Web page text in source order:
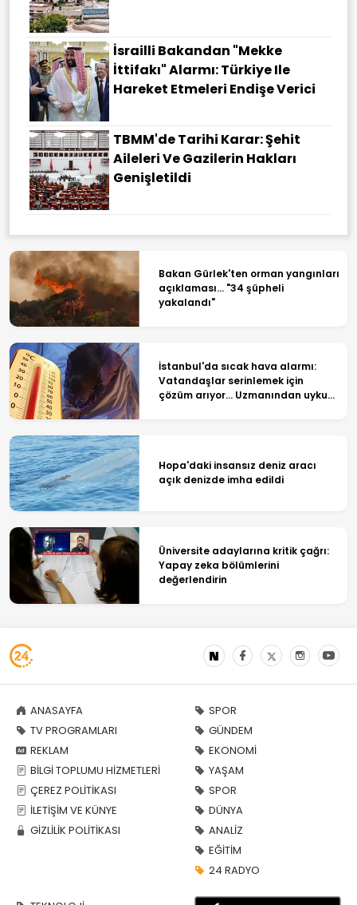
İsrailli Bakandan "Mekke
İttifakı" Alarmı: Türkiye Ile
Hareket Etmeleri Endişe Verici
TBMM'de Tarihi Karar: Şehit
Aileleri Ve Gazilerin Hakları
Genişletildi
Bakan Gürlek'ten orman yangınları
açıklaması... "34 şüpheli
yakalandı"
İstanbul'da sıcak hava alarmı:
Vatandaşlar serinlemek için
çözüm arıyor... Uzmanından uyku
Hopa'daki insansız deniz aracı
açık denizde imha edildi
Üniversite adaylarına kritik çağrı:
Yapay zeka bölümlerini
değerlendirin
ANASAYFA
TV PROGRAMLARI
REKLAM
BİLGİ TOPLUMU HİZMETLERİ
ÇEREZ POLİTİKASI
İLETİŞİM VE KÜNYE
GİZLİLİK POLİTİKASI
SPOR
GÜNDEM
EKONOMİ
YAŞAM
SPOR
DÜNYA
ANALİZ
EĞİTİM
24 RADYO